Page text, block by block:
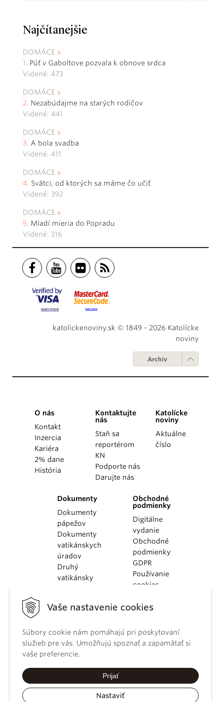
Vaše nastavenie cookies
Súbory cookie nám pomáhajú pri poskytovaní
služieb pre vás. Umožňujú spoznať a zapamätať si
vaše preferencie.
Prijať
Nastaviť
Najčítanejšie
DOMÁCE
Púť v Gaboltove pozvala k obnove srdca
Videné: 473
DOMÁCE
Nezabúdajme na starých rodičov
Videné: 441
DOMÁCE
A bola svadba
Videné: 411
DOMÁCE
Svätci, od ktorých sa máme čo učiť
Videné: 392
DOMÁCE
Mladí mieria do Popradu
Videné: 316
katolickenoviny.sk © 1849 - 2026 Katolícke
noviny
Archív
O nás
Kontakt
Inzercia
Kariéra
2% dane
História
Kontaktujte
nás
Staň sa
reportérom
KN
Podporte nás
Darujte nás
Katolícke
noviny
Aktuálne
číslo
Dokumenty
Dokumenty
pápežov
Dokumenty
vatikánskych
úradov
Druhý
vatikánsky
KBS
kánonického
práva
Katechizmus
Obchodné
podmienky
Digitálne
vydanie
Obchodné
podmienky
GDPR
Používanie
cookies